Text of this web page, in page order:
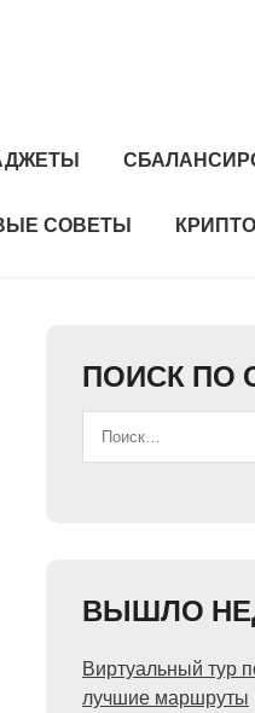
СОВЕТЫ
ПОИСК ПО
ВЫШЛО
Виртуальный тур
лучшие маршруты